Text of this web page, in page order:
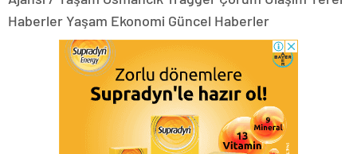
Haberler Yaşam Ekonomi Güncel Haberler